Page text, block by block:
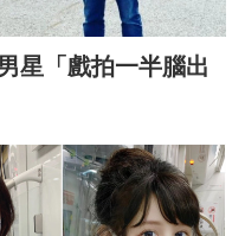
星「戲拍一半腦出